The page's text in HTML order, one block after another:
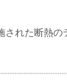
れた断熱